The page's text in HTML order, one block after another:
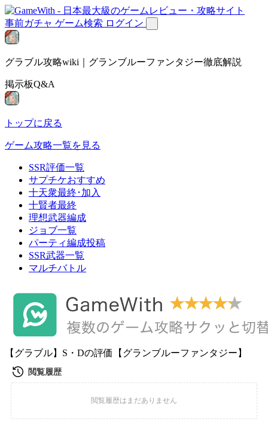
事前ガチャ ゲーム検索 ログイン
グラブル攻略wiki｜グランブルーファンタジー徹底解説
掲示板Q&A
トップに戻る
ゲーム攻略一覧を見る
SSR評価一覧
サプチケおすすめ
十天衆最終･加入
十賢者最終
理想武器編成
ジョブ一覧
パーティ編成投稿
SSR武器一覧
マルチバトル
【グラブル】S・Dの評価【グランブルーファンタジー】